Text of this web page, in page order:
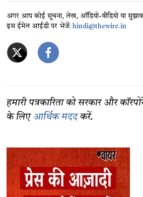
अगर आप कोई सूचना, लेख, ऑडियो-वीडियो या
इस ईमेल आईडी पर भेजें:hindi@thewire.in
हमारी पत्रकारिता को सरकार और
के लिए आर्थिक मददकरें.